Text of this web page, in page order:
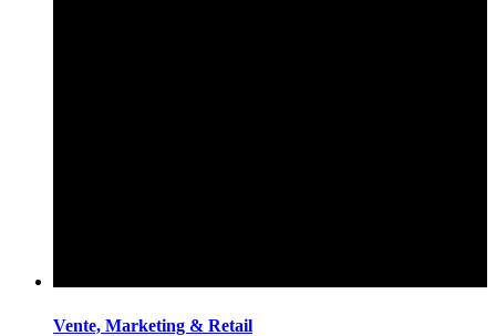
Vente, Marketing & Retail